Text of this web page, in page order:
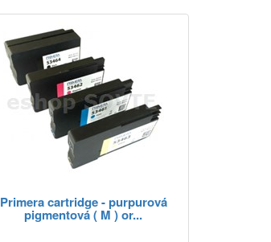
Primera cartridge - purpurová
pigmentová ( M ) or...